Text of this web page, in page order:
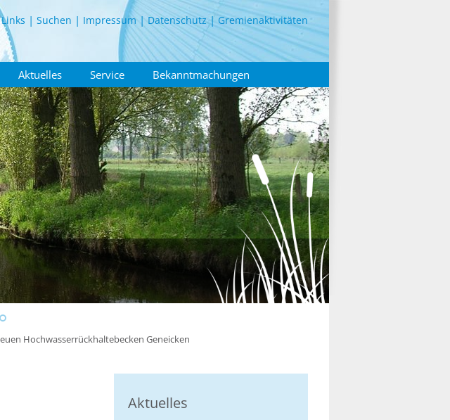
Links Suchen Impressum Datenschutz Gremienaktivitäten
Aktuelles Service Bekanntmachungen
Hochwasserrückhaltebecken Geneicken
Aktuelles